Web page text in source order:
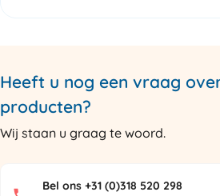
Heeft u nog een vraag
producten?
Wij staan u graag te woord.
Bel ons +31 (0)318 520 298